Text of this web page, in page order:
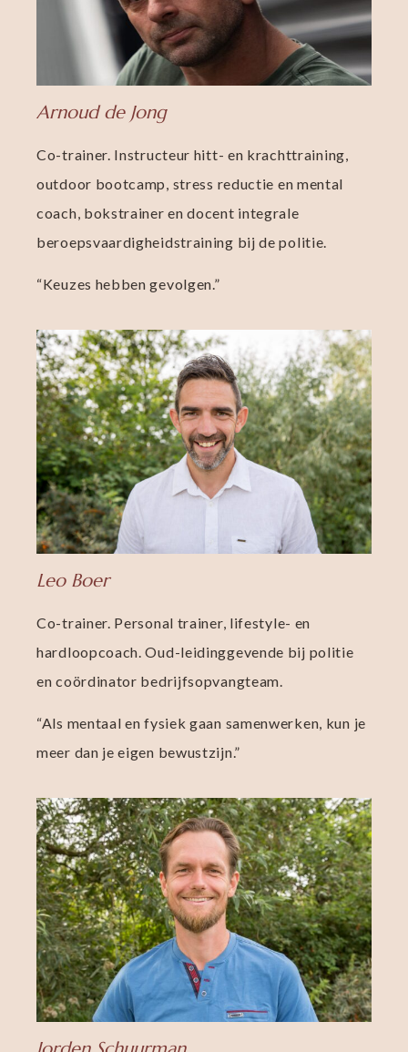
Arnoud de Jong
Co-trainer. Instructeur hitt- en krachttraining,
outdoor bootcamp, stress reductie en mental
coach, bokstrainer en docent integrale
beroepsvaardigheidstraining bij de politie.
“Keuzes hebben gevolgen.”
Leo Boer
Co-trainer. Personal trainer, lifestyle- en
hardloopcoach. Oud-leidinggevende bij politie
en coördinator bedrijfsopvangteam.
“Als mentaal en fysiek gaan samenwerken, kun je
meer dan je eigen bewustzijn.”